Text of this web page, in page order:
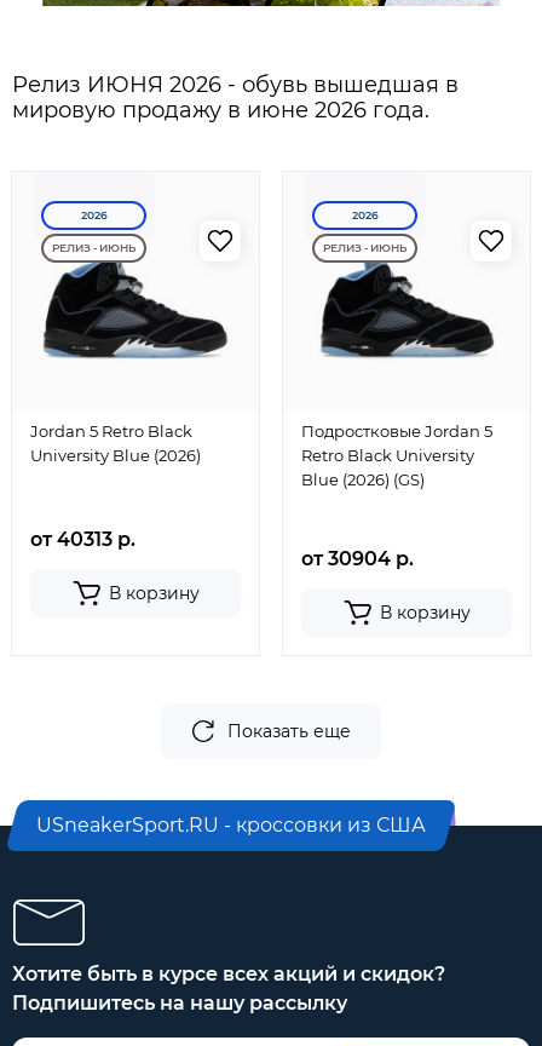
Релиз ИЮНЯ 2026 - обувь вышедшая в
мировую продажу в июне 2026 года.
2026
РЕЛИЗ - ИЮНЬ
Jordan 5 Retro Black
University Blue (2026)
от 40313 р.
В корзину
2026
РЕЛИЗ - ИЮНЬ
Подростковые Jordan 5
Retro Black University
Blue (2026) (GS)
от 30904 р.
В корзину
Показать еще
USneakerSport.RU - кроссовки из США
Хотите быть в курсе всех акций и скидок?
Подпишитесь на нашу рассылку